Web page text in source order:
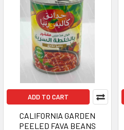
ADD TO CART
CALIFORNIA GARDEN
PEELED FAVA BEANS